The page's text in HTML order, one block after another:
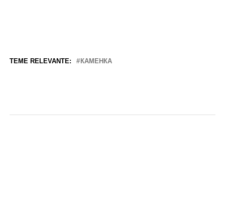
TEME RELEVANTE: КАМЕНКА